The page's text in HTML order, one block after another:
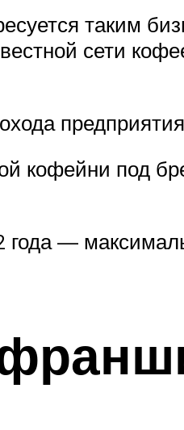
таким
сети
кофейни под
—